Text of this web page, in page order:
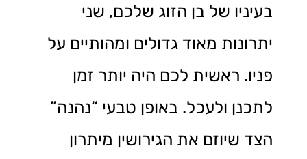
בעיניו של בן הזוג שלכם, שני
יתרונות מאוד גדולים ומהותיים על
פניו. ראשית לכם היה יותר זמן
לתכנן ולעכל. באופן טבעי “נהנה”
הצד שיוזם את הגירושין מיתרון